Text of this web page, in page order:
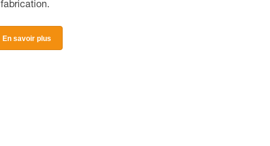
fabrication.
En savoir plus